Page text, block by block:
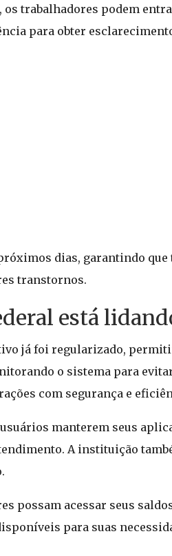
trabalhadores podem
para obter
dias, garantindo
transtornos.
está
já foi regularizado,
o sistema para
com segurança e
manterem seus
A instituição
possam acessar seus
para suas